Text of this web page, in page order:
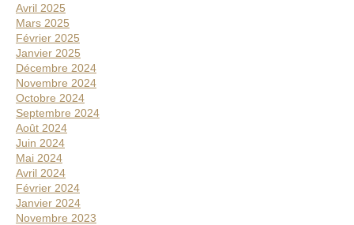
Avril 2025
Mars 2025
Février 2025
Janvier 2025
Décembre 2024
Novembre 2024
Octobre 2024
Septembre 2024
Août 2024
Juin 2024
Mai 2024
Avril 2024
Février 2024
Janvier 2024
Novembre 2023